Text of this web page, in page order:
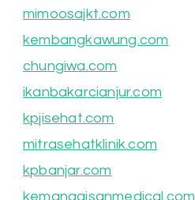
mimoosajkt.com
kembangkawung.com
chungiwa.com
ikanbakarcianjur.com
kpjisehat.com
mitrasehatklinik.com
kpbanjar.com
kemanggisanmedical.com